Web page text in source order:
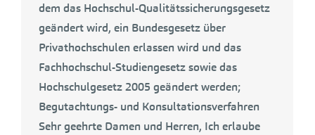
dem das Hochschul-Qualitätssicherungsgesetz
geändert wird, ein Bundesgesetz über
Privathochschulen erlassen wird und das
Fachhochschul-Studiengesetz sowie das
Hochschulgesetz 2005 geändert werden;
Begutachtungs- und Konsultationsverfahren
Sehr geehrte Damen und Herren, Ich erlaube